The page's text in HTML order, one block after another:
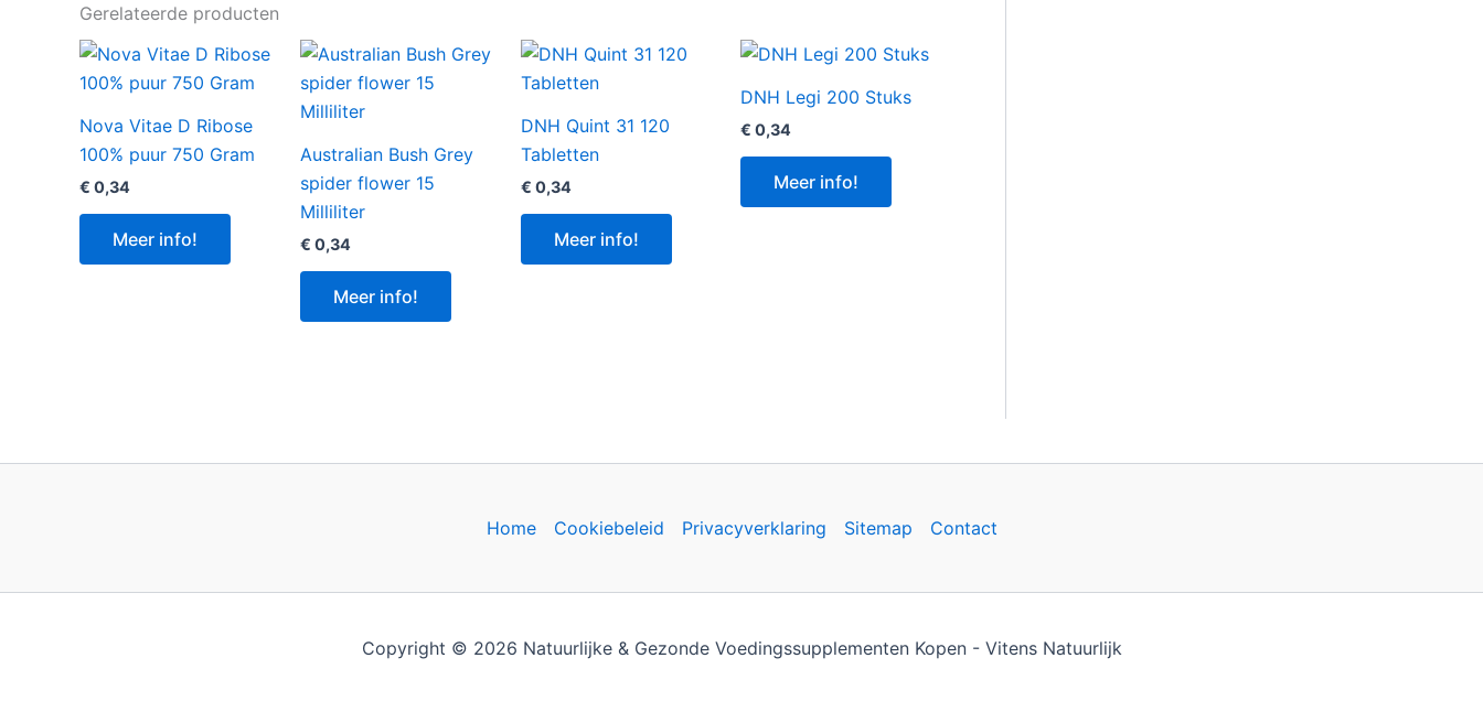
Gerelateerde producten
Nova Vitae D Ribose
100% puur 750 Gram
€ 0,34
Meer info!
Australian Bush Grey
spider flower 15
Milliliter
€ 0,34
Meer info!
DNH Quint 31 120
Tabletten
€ 0,34
Meer info!
DNH Legi 200 Stuks
€ 0,34
Meer info!
Home Cookiebeleid Privacyverklaring Sitemap Contact
Copyright © 2026 Natuurlijke & Gezonde Voedingssupplementen Kopen - Vitens Natuurlijk